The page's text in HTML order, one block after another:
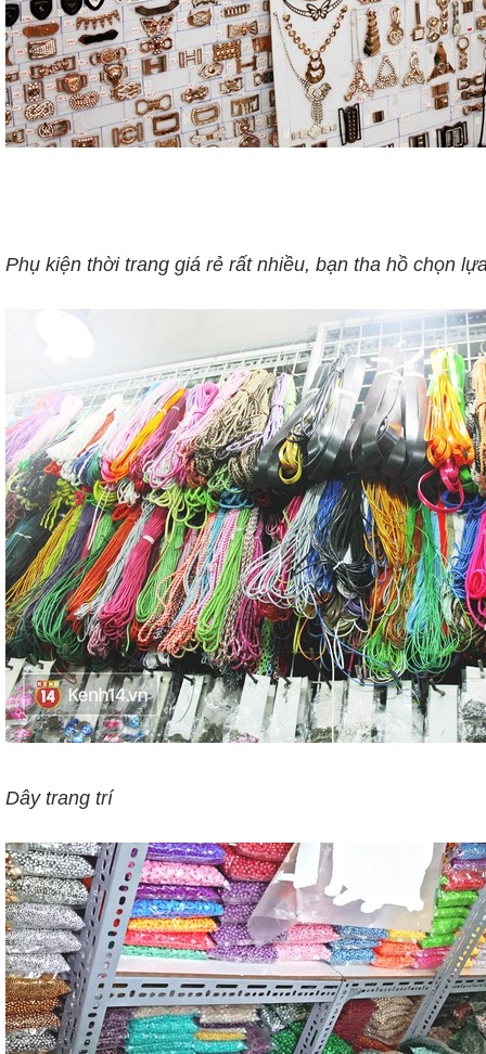
Phụ kiện thời trang giá rẻ rất nhiều, bạn tha hồ chọn
Dây trang trí